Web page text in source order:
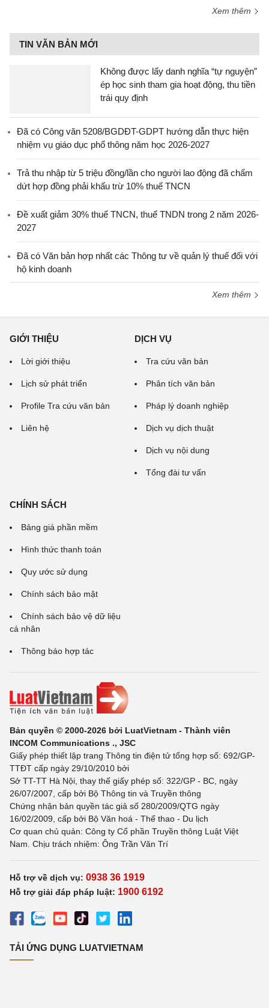
Xem thêm
TIN VĂN BẢN MỚI
Không được lấy danh nghĩa “tự nguyện”
ép học sinh tham gia hoạt động, thu tiền
trái quy định
Đã có Công văn 5208/BGDĐT-GDPT hướng dẫn thực hiện
nhiệm vụ giáo dục phổ thông năm học 2026-2027
Trả thu nhập từ 5 triệu đồng/lần cho người lao động đã chấm
dứt hợp đồng phải khấu trừ 10% thuế TNCN
Đề xuất giảm 30% thuế TNCN, thuế TNDN trong 2 năm 2026-
2027
Đã có Văn bản hợp nhất các Thông tư về quản lý thuế đối với
hộ kinh doanh
Xem thêm
GIỚI THIỆU
Lời giới thiệu
Lịch sử phát triển
Profile Tra cứu văn bản
Liên hệ
DỊCH VỤ
Tra cứu văn bản
Phân tích văn bản
Pháp lý doanh nghiệp
Dịch vụ dịch thuật
Dịch vụ nội dung
Tổng đài tư vấn
CHÍNH SÁCH
Bảng giá phần mềm
Hình thức thanh toán
Quy ước sử dụng
Chính sách bảo mật
Chính sách bảo vệ dữ liệu
cá nhân
Thông báo hợp tác
Bản quyền © 2000-2026 bởi LuatVietnam - Thành viên
INCOM Communications ., JSC
Giấy phép thiết lập trang Thông tin điện tử tổng hợp số: 692/GP-
TTĐT cấp ngày 29/10/2010 bởi
Sở TT-TT Hà Nội, thay thế giấy phép số: 322/GP - BC, ngày
26/07/2007, cấp bởi Bộ Thông tin và Truyền thông
Chứng nhận bản quyền tác giả số 280/2009/QTG ngày
16/02/2009, cấp bởi Bộ Văn hoá - Thể thao - Du lịch
Cơ quan chủ quản: Công ty Cổ phần Truyền thông Luật Việt
Nam. Chịu trách nhiệm: Ông Trần Văn Trí
Hỗ trợ về dịch vụ: 0938 36 1919
Hỗ trợ giải đáp pháp luật: 1900 6192
TẢI ỨNG DỤNG LUATVIETNAM